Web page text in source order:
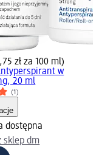
zł za 100 ml)
w
20 ml
(1)
dostępna
sklep dm